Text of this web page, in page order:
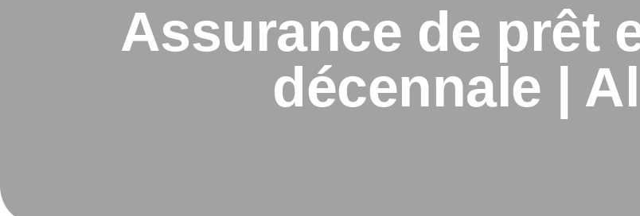
Assurance de prêt
décennale |